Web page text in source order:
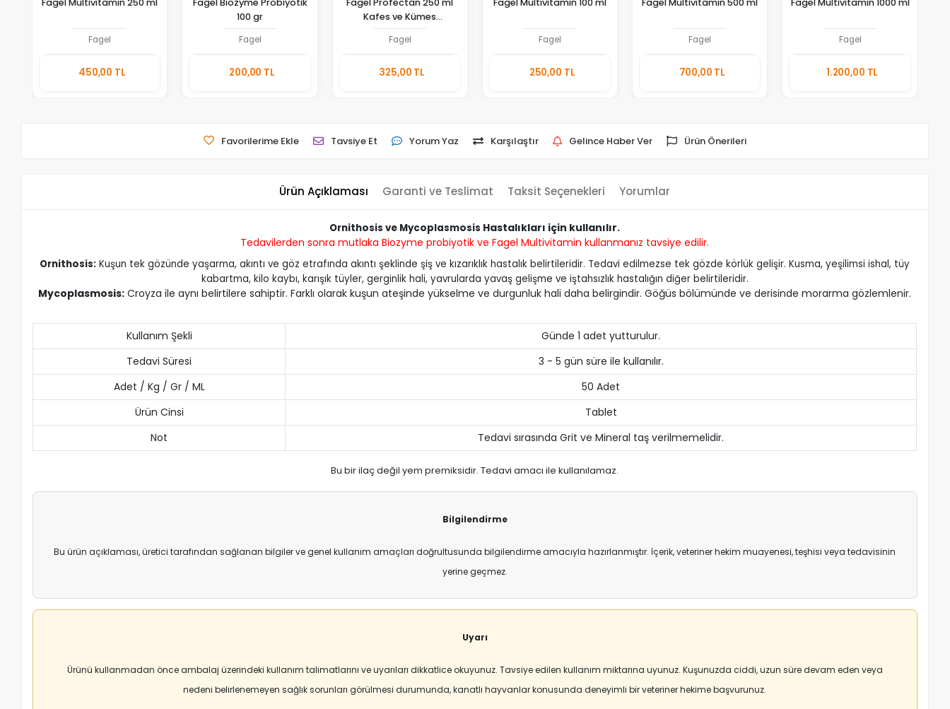
Fagel
450,00 TLEkle
100 gr
Fagel
200,00 TL
Kafes ve Kümes
Dezenfektanı
Fagel
325,00 TL
Fagel
250,00 TL
Fagel
700,00 TL
Fagel
1.200,00 TLEkle
Favorilerime Ekle Tavsiye Et Yorum Yaz Karşılaştır Gelince Haber Ver Ürün Önerileri
Ürün Açıklaması Garanti ve Teslimat Taksit Seçenekleri Yorumlar
Ornithosis ve Mycoplasmosis Hastalıkları için kullanılır.
Tedavilerden sonra mutlakaBiozyme probiyotik veFagel Multivitamin kullanmanız tavsiye edilir.
Ornithosis: Kuşun tek gözünde yaşarma, akıntı ve göz etrafında akıntı şeklinde şiş ve kızarıklık hastalık belirtileridir. Tedavi edilmezse tek gözde körlük gelişir. Kusma, yeşilimsi ishal, tüy
kabartma, kilo kaybı, karışık tüyler, gerginlik hali, yavrularda yavaş gelişme ve iştahsızlık hastalığın diğer belirtileridir.
Mycoplasmosis: Croyza ile aynı belirtilere sahiptir. Farklı olarak kuşun ateşinde yükselme ve durgunluk hali daha belirgindir. Göğüs bölümünde ve derisinde morarma gözlemlenir.
Kullanım Şekli
Günde 1 adet yutturulur.
Tedavi Süresi
3 - 5 gün süre ile kullanılır.
Adet / Kg / Gr / ML
50 Adet
Ürün Cinsi
Tablet
Not
Tedavi sırasında Grit ve Mineral taş verilmemelidir.
Bu bir ilaç değil yem premiksidir. Tedavi amacı ile kullanılamaz.
Bilgilendirme
Bu ürün açıklaması, üretici tarafından sağlanan bilgiler ve genel kullanım amaçları doğrultusunda bilgilendirme amacıyla hazırlanmıştır. İçerik, veteriner hekim muayenesi, teşhisi veya tedavisinin
yerine geçmez.
Uyarı
Ürünü kullanmadan önce ambalaj üzerindeki kullanım talimatlarını ve uyarıları dikkatlice okuyunuz. Tavsiye edilen kullanım miktarına uyunuz. Kuşunuzda ciddi, uzun süre devam eden veya
nedeni belirlenemeyen sağlık sorunları görülmesi durumunda, kanatlı hayvanlar konusunda deneyimli bir veteriner hekime başvurunuz.